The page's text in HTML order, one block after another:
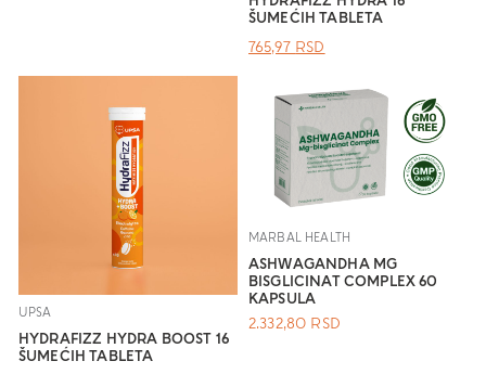
ŠUMEĆIH TABLETA
ОРИГИНАЛНА
БИЛА:
765,97 RSD
765,97 RSD.
UPSA
HYDRAFIZZ HYDRA BOOST 16
ŠUMEĆIH TABLETA
MARBAL HEALTH
ASHWAGANDHA MG
BISGLICINAT COMPLEX 60
KAPSULA
2.332,80 RSD